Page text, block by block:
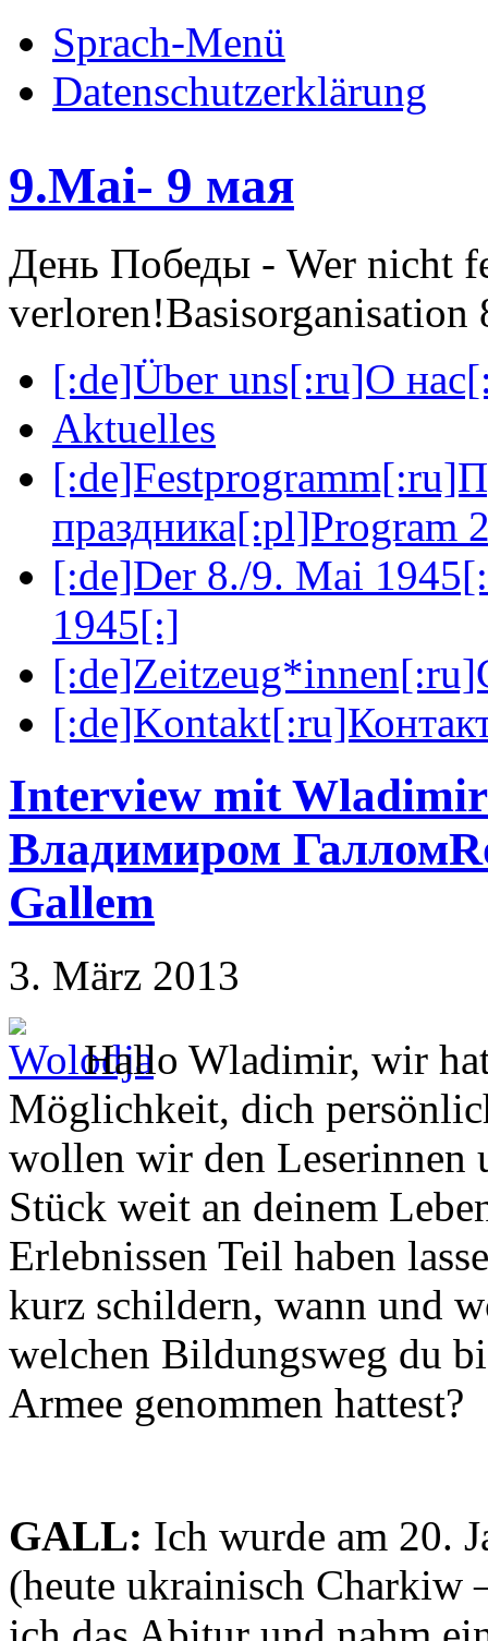
Sprach-Menü
Datenschutzerklärung
9.Mai- 9 мая
День Победы - Wer nicht
verloren!
[:de]Über uns[:ru]О
Aktuelles
праздника[:pl]Program
[:de]Der 8./9. Mai
1945[:]
Interview mit
Владимиром Галлом
Gallem
3. März 2013
Hallo Wladimir, wir
Möglichkeit, dich
wollen wir den Leserinnen
Stück weit an deinem
Erlebnissen Teil haben
kurz schildern, wann und
welchen Bildungsweg du
Armee genommen hattest?
GALL: Ich wurde am 20.
(heute ukrainisch Charkiw